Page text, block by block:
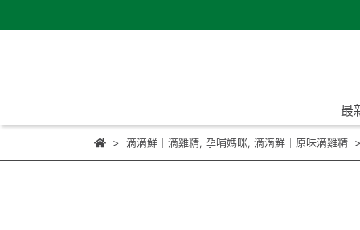
最
滴滴鮮｜滴雞精, 孕哺媽咪, 滴滴鮮｜原味滴雞精